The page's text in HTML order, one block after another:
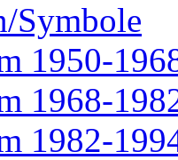
Symbole
1950-
1968-
1982-